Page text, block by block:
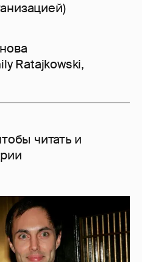
Ratajkowski,
читать и